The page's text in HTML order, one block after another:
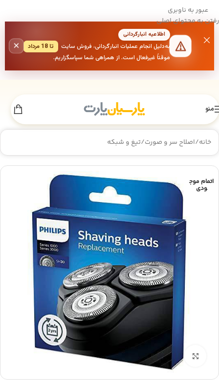
عبور به ناوبری
رفتن به محتوای اصلی
اطلاعیه انبارگردانی
به‌دلیل انجام عملیات انبارگردانی، فروش سایت
تا 18 مرداد
موقتاً غیرفعال است. از همراهی شما سپاسگزاریم.
×
منو
خانه/اصلاح سر و صورت/تیغ و شبکه
اتمام موج
ودی
بزرگنمایی تصویر